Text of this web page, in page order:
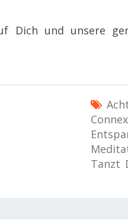
Dich und unsere
Tanzt